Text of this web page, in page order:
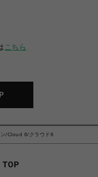
こちら
/Cloud 6/クラウド6